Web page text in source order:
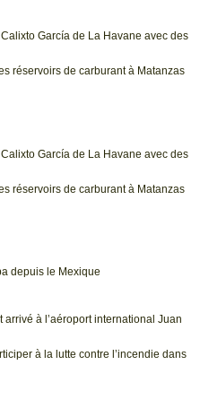
García de La Havane avec des
réservoirs de carburant à Matanzas
García de La Havane avec des
réservoirs de carburant à Matanzas
depuis le Mexique
à l’aéroport international Juan
à la lutte contre l’incendie dans